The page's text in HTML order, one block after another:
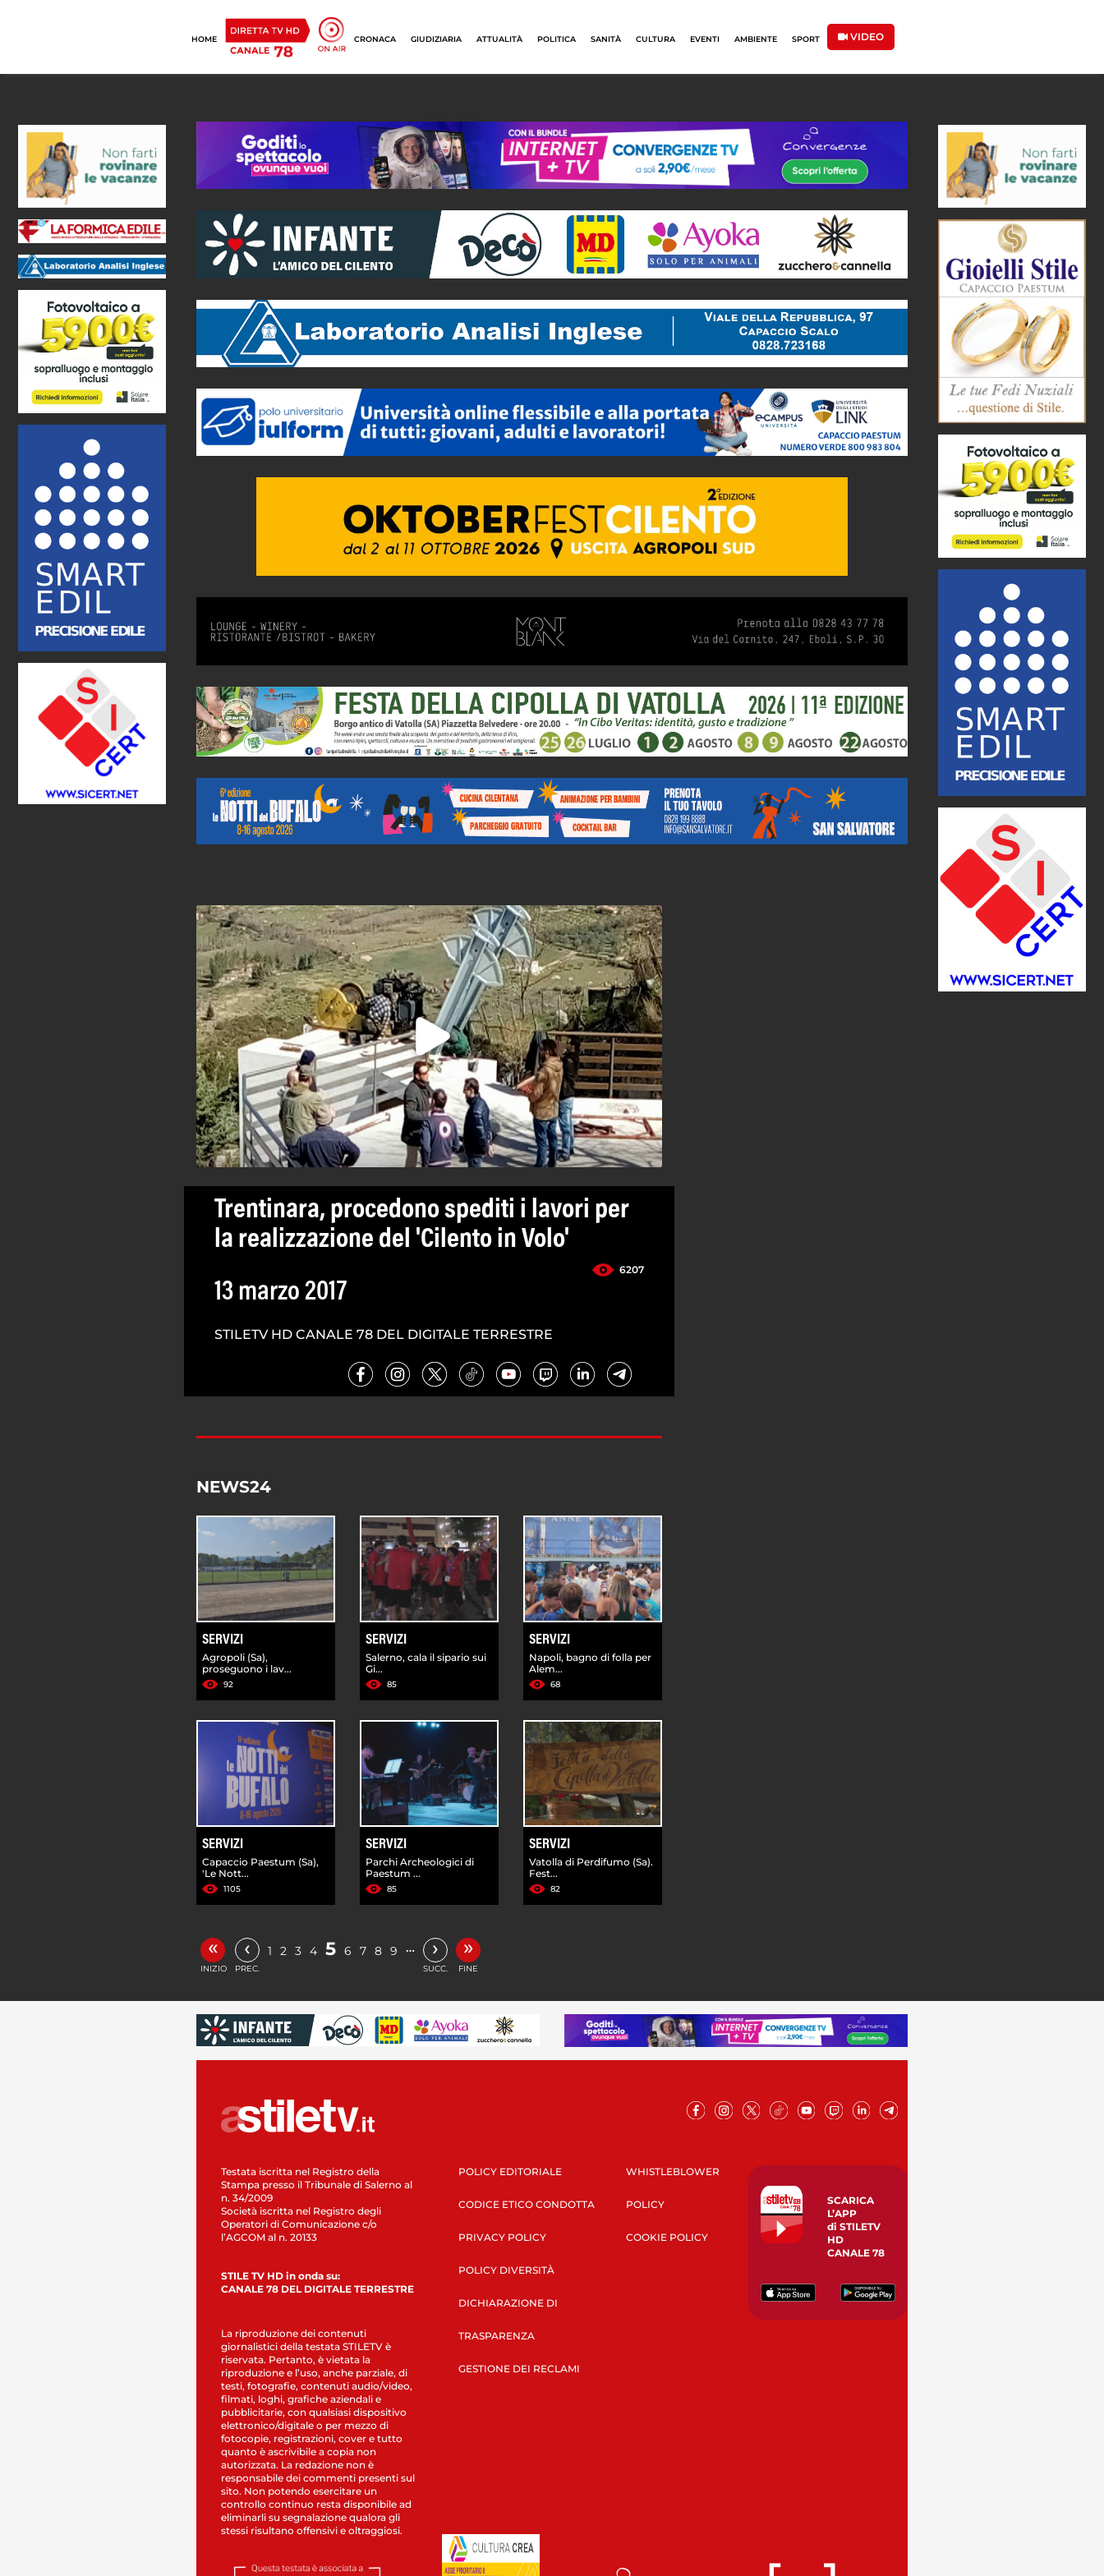
HOME CRONACA GIUDIZIARIA ATTUALITÀ POLITICA SANITÀ CULTURA EVENTI AMBIENTE SPORT VIDEO
Trentinara, procedono spediti i lavori per
la realizzazione del 'Cilento in Volo'
6207
13 marzo 2017
STILETV HD CANALE 78 DEL DIGITALE TERRESTRE
NEWS24
SERVIZI
Agropoli (Sa),
proseguono i lav...
92
SERVIZI
Salerno, cala il sipario sui
Gi...
85
SERVIZI
Napoli, bagno di folla per
Alem...
68
SERVIZI
Capaccio Paestum (Sa),
'Le Nott...
1105
SERVIZI
Parchi Archeologici di
Paestum ...
85
SERVIZI
Vatolla di Perdifumo (Sa).
Fest...
82
«
INIZIO
‹
PREC.
1 2 3 4 5 6 7 8 9 … ›
SUCC.
»
FINE
Testata iscritta nel Registro della
Stampa presso il Tribunale di Salerno al
n. 34/2009
Società iscritta nel Registro degli
Operatori di Comunicazione c/o
l’AGCOM al n. 20133
STILE TV HD in onda su:
CANALE 78 DEL DIGITALE TERRESTRE
La riproduzione dei contenuti
giornalistici della testata STILETV è
riservata. Pertanto, è vietata la
riproduzione e l’uso, anche parziale, di
testi, fotografie, contenuti audio/video,
filmati, loghi, grafiche aziendali e
pubblicitarie, con qualsiasi dispositivo
elettronico/digitale o per mezzo di
fotocopie, registrazioni, cover e tutto
quanto è ascrivibile a copia non
autorizzata. La redazione non è
responsabile dei commenti presenti sul
sito. Non potendo esercitare un
controllo continuo resta disponibile ad
eliminarli su segnalazione qualora gli
stessi risultano offensivi e oltraggiosi.
POLICY EDITORIALE
CODICE ETICO CONDOTTA
PRIVACY POLICY
POLICY DIVERSITÀ
DICHIARAZIONE DI
TRASPARENZA
GESTIONE DEI RECLAMI
WHISTLEBLOWER
POLICY
COOKIE POLICY
SCARICA
L’APP
di STILETV
HD
CANALE 78